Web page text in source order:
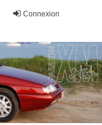
Connexion